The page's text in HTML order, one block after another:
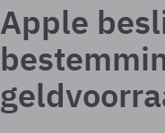
Apple